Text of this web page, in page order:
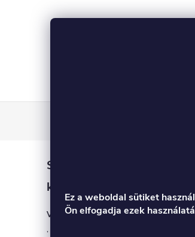
Ez a weboldal sütiket
Ön elfogadja ezek
Veronika